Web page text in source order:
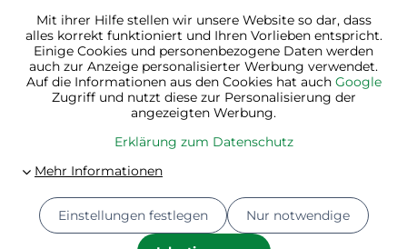
© 2026 Jurhan.at 💚 | Alle Rechte vorbehalten
Mit ihrer Hilfe stellen wir unsere Website so dar, dass
alles korrekt funktioniert und Ihren Vorlieben entspricht.
Einige Cookies und personenbezogene Daten werden
auch zur Anzeige personalisierter Werbung verwendet.
Auf die Informationen aus den Cookies hat auch Google
Zugriff und nutzt diese zur Personalisierung der
angezeigten Werbung.
Erklärung zum Datenschutz
Einstellungen festlegen Nur notwendige